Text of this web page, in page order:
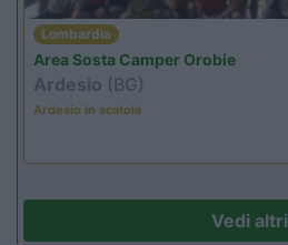
Lombardia
Area Sosta Camper Orobie
Ardesio (BG)
Ardesio in scatola
Vedi altri